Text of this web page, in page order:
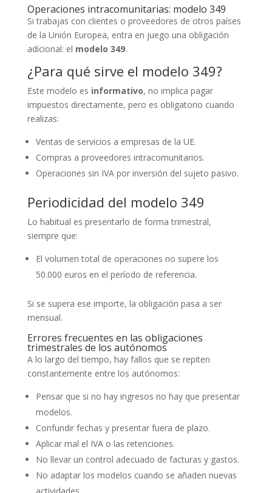
Operaciones intracomunitarias: modelo 349
Si trabajas con clientes o proveedores de otros países
de la Unión Europea, entra en juego una obligación
adicional: el modelo 349.
¿Para qué sirve el modelo 349?
Este modelo es informativo, no implica pagar
impuestos directamente, pero es obligatorio cuando
realizas:
Ventas de servicios a empresas de la UE.
Compras a proveedores intracomunitarios.
Operaciones sin IVA por inversión del sujeto pasivo.
Periodicidad del modelo 349
Lo habitual es presentarlo de forma trimestral,
siempre que:
El volumen total de operaciones no supere los
50.000 euros en el período de referencia.
Si se supera ese importe, la obligación pasa a ser
mensual.
Errores frecuentes en las obligaciones
trimestrales de los autónomos
A lo largo del tiempo, hay fallos que se repiten
constantemente entre los autónomos:
Pensar que si no hay ingresos no hay que presentar
modelos.
Confundir fechas y presentar fuera de plazo.
Aplicar mal el IVA o las retenciones.
No llevar un control adecuado de facturas y gastos.
No adaptar los modelos cuando se añaden nuevas